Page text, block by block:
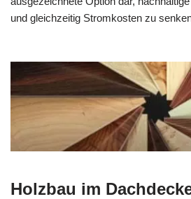
und gleichzeitig Stromkosten zu
Holzbau im